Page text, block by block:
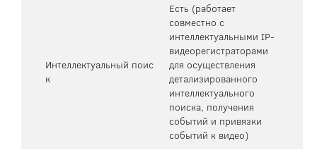
Интеллектуальный поис
к
Есть (работает
совместно с
интеллектуальными IP-
видеорегистраторами
для осуществления
детализированного
интеллектуального
поиска, получения
событий и привязки
событий к видео)